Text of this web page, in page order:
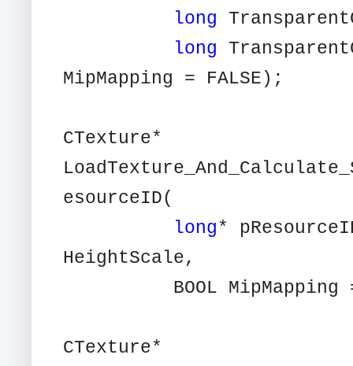
long
long
MipMapping = FALSE);
CTexture*
esourceID(
long*
HeightScale,
BOOL MipMapping =
CTexture*